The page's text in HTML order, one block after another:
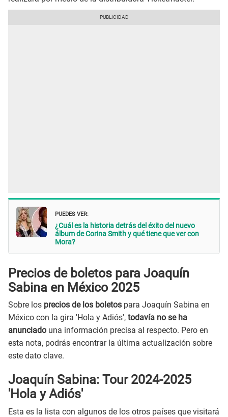
PUEDES VER:
¿Cuál es la historia detrás del éxito del nuevo
álbum de Corina Smith y qué tiene que ver con
Mora?
Precios de boletos para Joaquín
Sabina en México 2025
Sobre los precios de los boletos para Joaquín Sabina en
México con la gira 'Hola y Adiós', todavía no se ha
anunciado una información precisa al respecto. Pero en
esta nota, podrás encontrar la última actualización sobre
este dato clave.
Joaquín Sabina: Tour 2024-2025
'Hola y Adiós'
Esta es la lista con algunos de los otros países que visitará